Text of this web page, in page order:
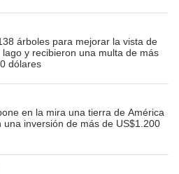
árboles para mejorar la vista de
lago y recibieron una multa de más
dólares
en la mira una tierra de América
una inversión de más de US$1.200